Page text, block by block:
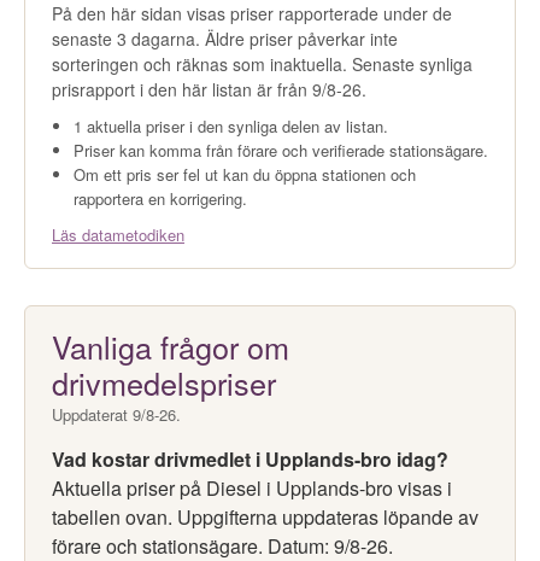
På den här sidan visas priser rapporterade under de
senaste 3 dagarna. Äldre priser påverkar inte
sorteringen och räknas som inaktuella. Senaste synliga
prisrapport i den här listan är från 9/8-26.
1 aktuella priser i den synliga delen av listan.
Priser kan komma från förare och verifierade stationsägare.
Om ett pris ser fel ut kan du öppna stationen och
rapportera en korrigering.
Läs datametodiken
Vanliga frågor om
drivmedelspriser
Uppdaterat 9/8-26.
Vad kostar drivmedlet i Upplands-bro idag?
Aktuella priser på Diesel i Upplands-bro visas i
tabellen ovan. Uppgifterna uppdateras löpande av
förare och stationsägare. Datum: 9/8-26.